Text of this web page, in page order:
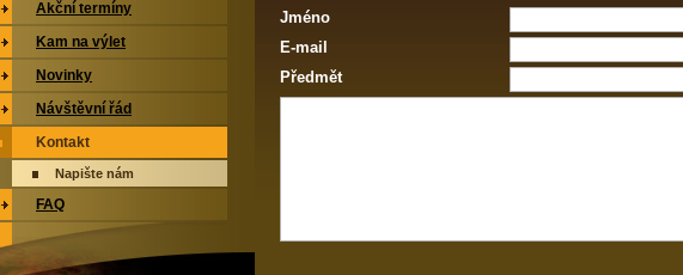
Jméno
E-mail
Předmět
Akční termíny
Kam na výlet
Novinky
Návštěvní řád
Kontakt
Napište nám
FAQ